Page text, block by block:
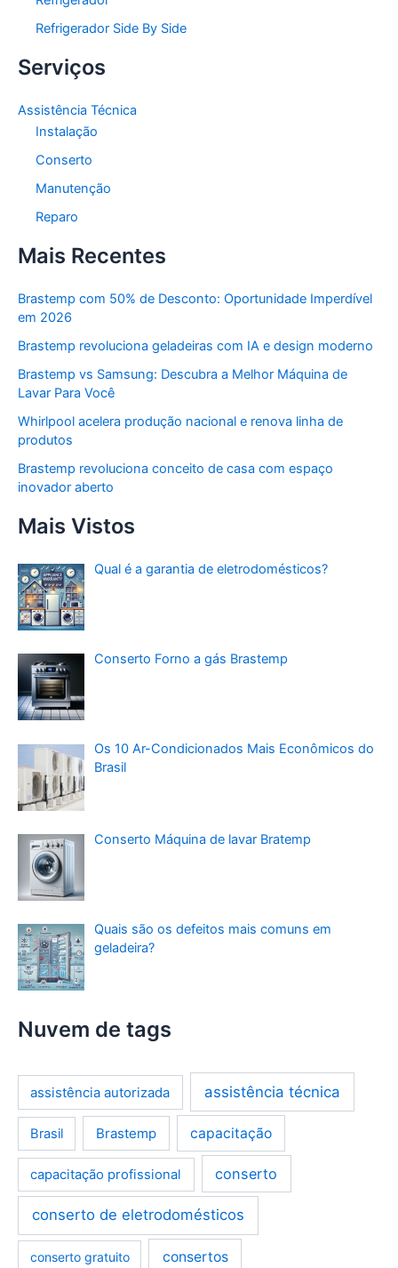
Refrigerador Side By Side
Serviços
Assistência Técnica
Instalação
Conserto
Manutenção
Reparo
Mais Recentes
Brastemp com 50% de Desconto: Oportunidade Imperdível
em 2026
Brastemp revoluciona geladeiras com IA e design moderno
Brastemp vs Samsung: Descubra a Melhor Máquina de
Lavar Para Você
Whirlpool acelera produção nacional e renova linha de
produtos
Brastemp revoluciona conceito de casa com espaço
inovador aberto
Mais Vistos
Qual é a garantia de eletrodomésticos?
Conserto Forno a gás Brastemp
Os 10 Ar-Condicionados Mais Econômicos do
Brasil
Conserto Máquina de lavar Bratemp
Quais são os defeitos mais comuns em
geladeira?
Nuvem de tags
assistência autorizada assistência técnica
Brasil Brastemp capacitação
capacitação profissional conserto
conserto de eletrodomésticos
conserto gratuito consertos